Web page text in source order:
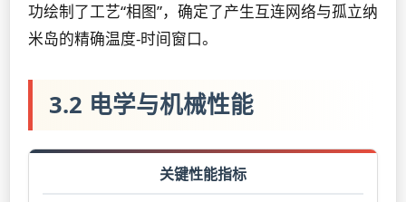
功绘制了工艺“相图”，确定了产生互连网络与孤立纳
米岛的精确温度-时间窗口。
3.2 电学与机械性能
关键性能指标